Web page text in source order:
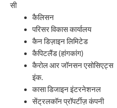
सी
कैलिसन
परिसर विकास कार्यालय
कैन डिज़ाइन लिमिटेड
कैपिटलैंड (हांगकांग)
कैरोल आर जॉनसन एसोसिएट्स
इंक.
कासा डिजाइन इंटरनेशनल
सेंट्रलकॉन प्रॉपर्टीज़ कंपनी